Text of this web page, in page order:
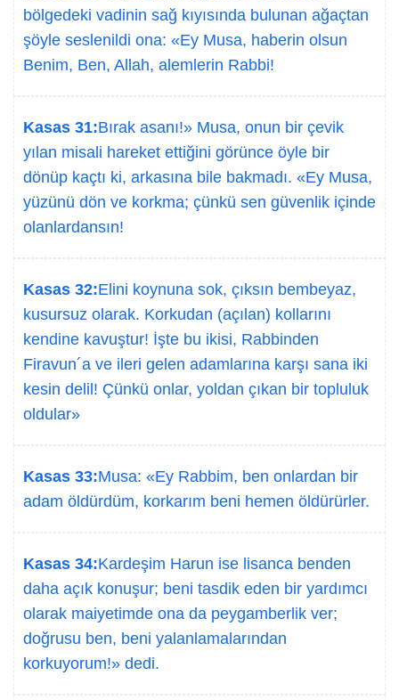
bölgedeki vadinin sağ kıyısında bulunan ağaçtan
şöyle seslenildi ona: «Ey Musa, haberin olsun
Benim, Ben, Allah, alemlerin Rabbi!
Kasas 31:Bırak asanı!» Musa, onun bir çevik
yılan misali hareket ettiğini görünce öyle bir
dönüp kaçtı ki, arkasına bile bakmadı. «Ey Musa,
yüzünü dön ve korkma; çünkü sen güvenlik içinde
olanlardansın!
Kasas 32:Elini koynuna sok, çıksın bembeyaz,
kusursuz olarak. Korkudan (açılan) kollarını
kendine kavuştur! İşte bu ikisi, Rabbinden
Firavun´a ve ileri gelen adamlarına karşı sana iki
kesin delil! Çünkü onlar, yoldan çıkan bir topluluk
oldular»
Kasas 33:Musa: «Ey Rabbim, ben onlardan bir
adam öldürdüm, korkarım beni hemen öldürürler.
Kasas 34:Kardeşim Harun ise lisanca benden
daha açık konuşur; beni tasdik eden bir yardımcı
olarak maiyetimde ona da peygamberlik ver;
doğrusu ben, beni yalanlamalarından
korkuyorum!» dedi.